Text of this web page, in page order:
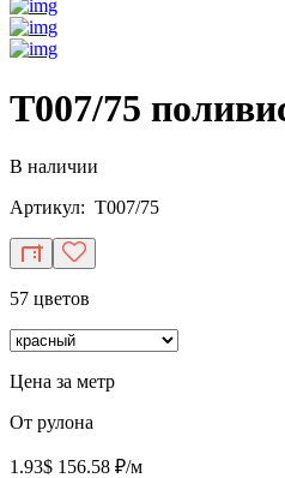
T007/75
В наличии
Артикул: T007/75
57 цветов
Цена за метр
От рулона
1.93$ 156.58 ₽/м